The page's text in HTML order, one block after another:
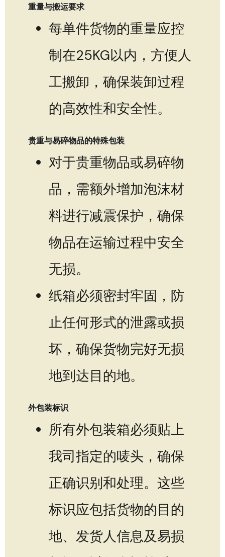
重量与搬运要求
每单件货物的重量应控
制在25KG以内，方便人
工搬卸，确保装卸过程
的高效性和安全性。
贵重与易碎物品的特殊包装
对于贵重物品或易碎物
品，需额外增加泡沫材
料进行减震保护，确保
物品在运输过程中安全
无损。
纸箱必须密封牢固，防
止任何形式的泄露或损
坏，确保货物完好无损
地到达目的地。
外包装标识
所有外包装箱必须贴上
我司指定的唛头，确保
正确识别和处理。这些
标识应包括货物的目的
地、发货人信息及易损